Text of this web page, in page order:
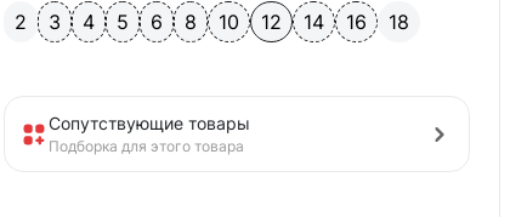
2 3 4 5 6 8 10 12 14 16 18
Сопутствующие товары
Подборка для этого товара